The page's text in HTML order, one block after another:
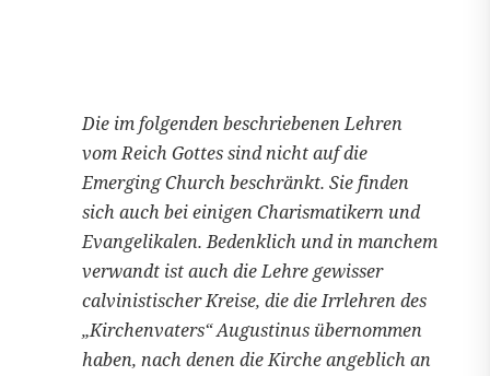
Die im folgenden beschriebenen Lehren
vom Reich Gottes sind nicht auf die
Emerging Church beschränkt. Sie finden
sich auch bei einigen Charismatikern und
Evangelikalen. Bedenklich und in manchem
verwandt ist auch die Lehre gewisser
calvinistischer Kreise, die die Irrlehren des
„Kirchenvaters“ Augustinus übernommen
haben, nach denen die Kirche angeblich an